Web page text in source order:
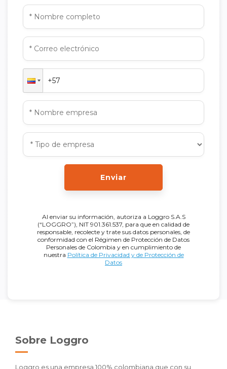
Enviar
Al enviar su información, autoriza a Loggro S.A.S
(“LOGGRO”), NIT 901.361.537, para que en calidad de
responsable, recolecte y trate sus datos personales, de
conformidad con el Régimen de Protección de Datos
Personales de Colombia y en cumplimiento de
nuestra Política de Privacidad y de Protección de
Datos
Sobre Loggro
Loggro es una empresa 100% colombiana que con su